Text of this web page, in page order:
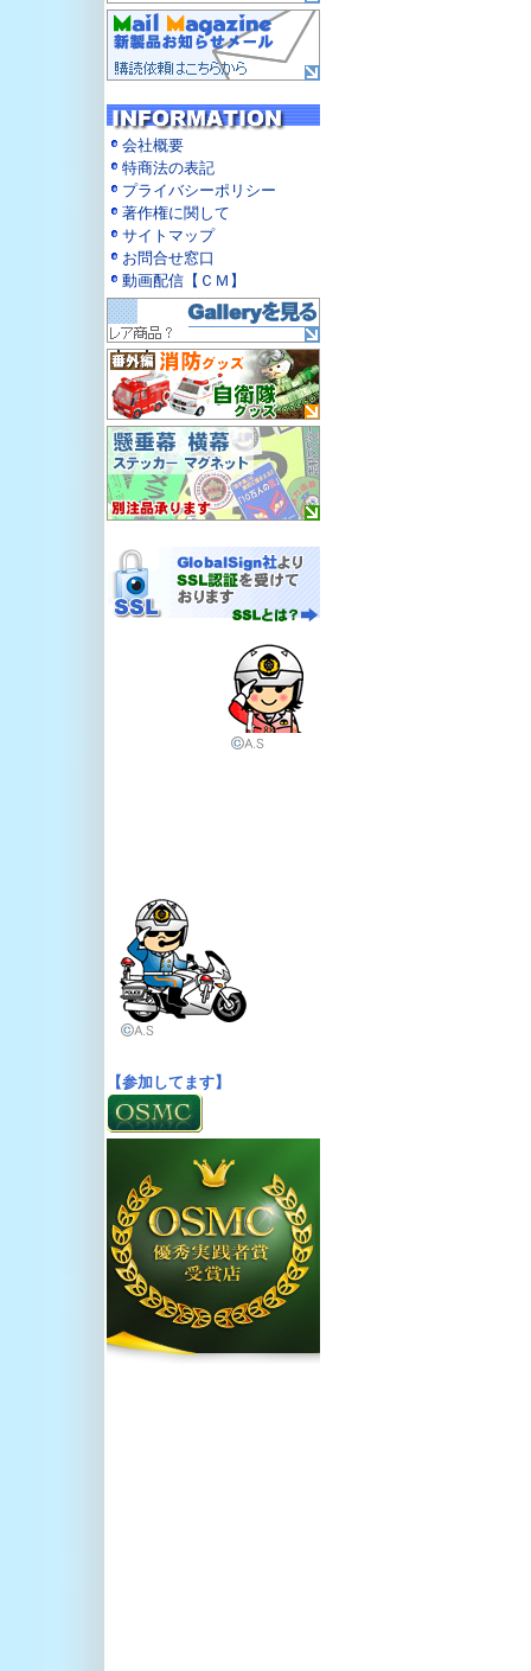
会社概要
特商法の表記
プライバシーポリシー
著作権に関して
サイトマップ
お問合せ窓口
動画配信【ＣＭ】
【参加してます】